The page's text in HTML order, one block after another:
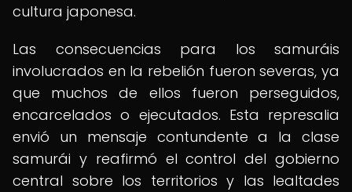
cultura japonesa.
Las consecuencias para los samuráis
involucrados en la rebelión fueron severas, ya
que muchos de ellos fueron perseguidos,
encarcelados o ejecutados. Esta represalia
envió un mensaje contundente a la clase
samurái y reafirmó el control del gobierno
central sobre los territorios y las lealtades